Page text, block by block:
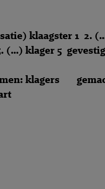
klaagster 1 2.
(…) klager 5
klagers